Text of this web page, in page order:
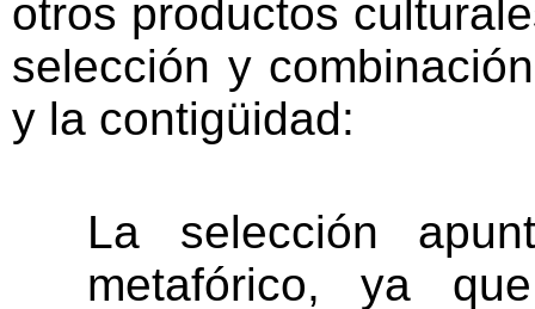
otros productos
selección y
y la contigüidad:
La selección
metafórico, ya